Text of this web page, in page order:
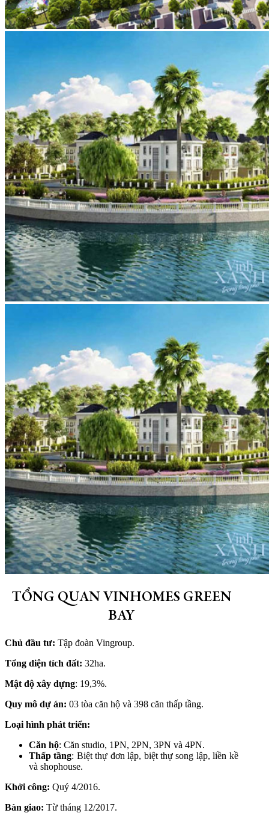
TỔNG QUAN VINHOMES GREEN
BAY
Chủ đầu tư: Tập đoàn Vingroup.
Tổng diện tích đất: 32ha.
Mật độ xây dựng: 19,3%.
Quy mô dự án: 03 tòa căn hộ và 398 căn thấp tầng.
Loại hình phát triển:
Căn hộ: Căn studio, 1PN, 2PN, 3PN và 4PN.
Thấp tầng: Biệt thự đơn lập, biệt thự song lập, liền kề
và shophouse.
Khởi công: Quý 4/2016.
Bàn giao: Từ tháng 12/2017.